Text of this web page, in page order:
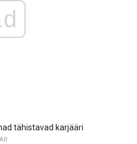
tähistavad karjääri